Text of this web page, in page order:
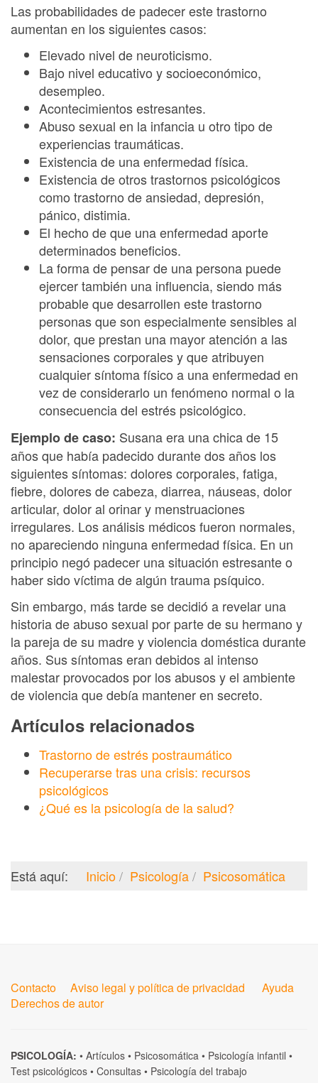
Las probabilidades de padecer este trastorno
aumentan en los siguientes casos:
Elevado nivel de neuroticismo.
Bajo nivel educativo y socioeconómico,
desempleo.
Acontecimientos estresantes.
Abuso sexual en la infancia u otro tipo de
experiencias traumáticas.
Existencia de una enfermedad física.
Existencia de otros trastornos psicológicos
como trastorno de ansiedad, depresión,
pánico, distimia.
El hecho de que una enfermedad aporte
determinados beneficios.
La forma de pensar de una persona puede
ejercer también una influencia, siendo más
probable que desarrollen este trastorno
personas que son especialmente sensibles al
dolor, que prestan una mayor atención a las
sensaciones corporales y que atribuyen
cualquier síntoma físico a una enfermedad en
vez de considerarlo un fenómeno normal o la
consecuencia del estrés psicológico.
Ejemplo de caso: Susana era una chica de 15
años que había padecido durante dos años los
siguientes síntomas: dolores corporales, fatiga,
fiebre, dolores de cabeza, diarrea, náuseas, dolor
articular, dolor al orinar y menstruaciones
irregulares. Los análisis médicos fueron normales,
no apareciendo ninguna enfermedad física. En un
principio negó padecer una situación estresante o
haber sido víctima de algún trauma psíquico.
Sin embargo, más tarde se decidió a revelar una
historia de abuso sexual por parte de su hermano y
la pareja de su madre y violencia doméstica durante
años. Sus síntomas eran debidos al intenso
malestar provocados por los abusos y el ambiente
de violencia que debía mantener en secreto.
Artículos relacionados
Trastorno de estrés postraumático
Recuperarse tras una crisis: recursos
psicológicos
¿Qué es la psicología de la salud?
Está aquí: Inicio Psicología Psicosomática
Contacto Aviso legal y política de privacidad
Ayuda
Derechos de autor
PSICOLOGÍA: • Artículos • Psicosomática • Psicología infantil •
Test psicológicos • Consultas • Psicología del trabajo